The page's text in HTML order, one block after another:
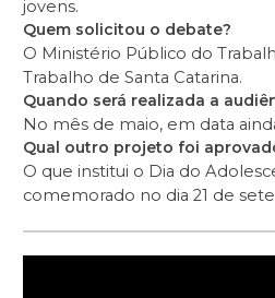
jovens.
Quem solicitou o debate?
O Ministério Público do
Trabalho de Santa Catarina.
Quando será realizada a
No mês de maio, em data
Qual outro projeto foi
O que institui o Dia do
comemorado no dia 21 de